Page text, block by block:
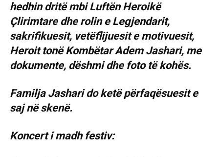
hedhin dritë mbi Luftën Heroikë
Çlirimtare dhe rolin e Legjendarit,
sakrifikuesit, vetëflijuesit e motivuesit,
Heroit tonë Kombëtar Adem Jashari, me
dokumente, dëshmi dhe foto të kohës.
Familja Jashari do ketë përfaqësuesit e
saj në skenë.
Koncert i madh festiv: